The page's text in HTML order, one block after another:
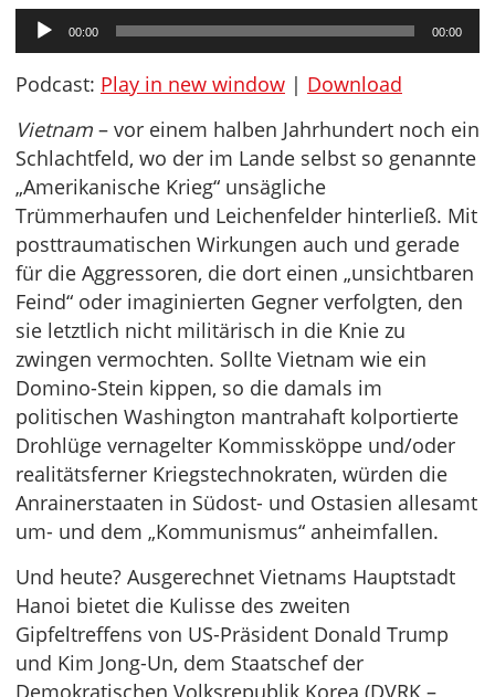
Audio-
Player
00:00 00:00
Podcast: Play in new window | Download
Vietnam – vor einem halben Jahrhundert noch ein
Schlachtfeld, wo der im Lande selbst so genannte
„Amerikanische Krieg“ unsägliche
Trümmerhaufen und Leichenfelder hinterließ. Mit
posttraumatischen Wirkungen auch und gerade
für die Aggressoren, die dort einen „unsichtbaren
Feind“ oder imaginierten Gegner verfolgten, den
sie letztlich nicht militärisch in die Knie zu
zwingen vermochten. Sollte Vietnam wie ein
Domino-Stein kippen, so die damals im
politischen Washington mantrahaft kolportierte
Drohlüge vernagelter Kommissköppe und/oder
realitätsferner Kriegstechnokraten, würden die
Anrainerstaaten in Südost- und Ostasien allesamt
um- und dem „Kommunismus“ anheimfallen.
Und heute? Ausgerechnet Vietnams Hauptstadt
Hanoi bietet die Kulisse des zweiten
Gipfeltreffens von US-Präsident Donald Trump
und Kim Jong-Un, dem Staatschef der
Demokratischen Volksrepublik Korea (DVRK –